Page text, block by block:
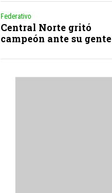
Federativo
Central Norte gritó
campeón ante su gente